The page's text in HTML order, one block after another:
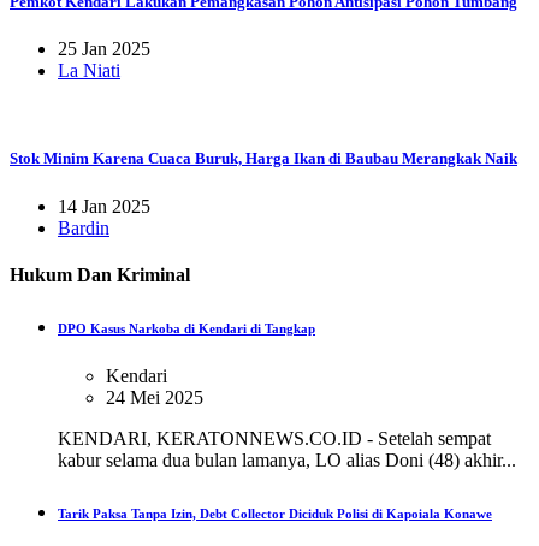
25 Jan 2025
La Niati
Stok Minim Karena Cuaca Buruk, Harga Ikan di Baubau Merangkak Naik
14 Jan 2025
Bardin
Hukum Dan Kriminal
DPO Kasus Narkoba di Kendari di Tangkap
Kendari
24 Mei 2025
KENDARI, KERATONNEWS.CO.ID - Setelah sempat
kabur selama dua bulan lamanya, LO alias Doni (48) akhir...
Tarik Paksa Tanpa Izin, Debt Collector Diciduk Polisi di Kapoiala Konawe